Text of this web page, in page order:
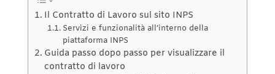
Il Contratto di Lavoro sul sito INPS
Servizi e funzionalità all’interno della
piattaforma INPS
Guida passo dopo passo per visualizzare il
contratto di lavoro